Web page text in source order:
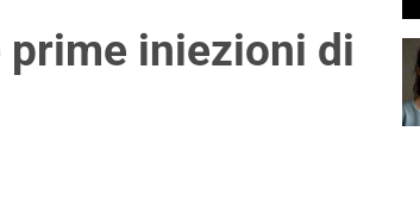
prime iniezioni di